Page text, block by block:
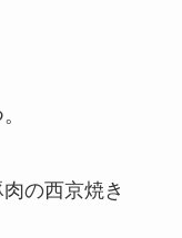
の西京焼き